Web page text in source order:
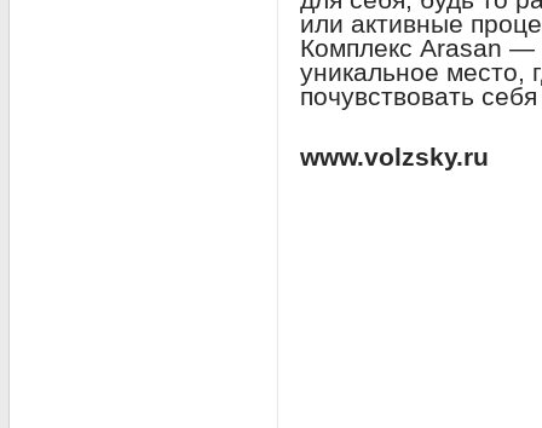
или активные
Комплекс Arasan —
уникальное место,
почувствовать
www.volzsky.ru